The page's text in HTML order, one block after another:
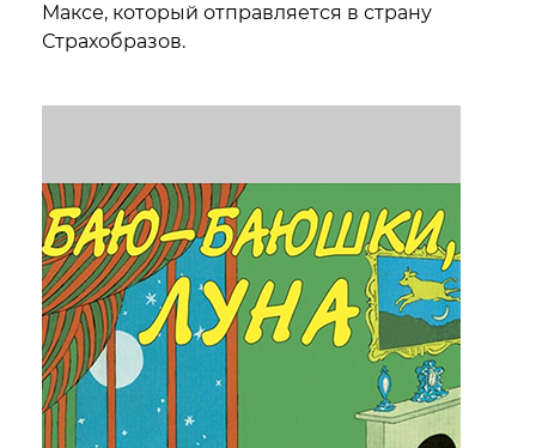
Максе, который отправляется в страну
Страхобразов.